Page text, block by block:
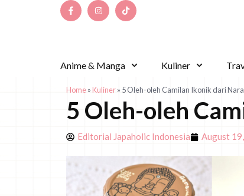
Anime & Manga Kuliner
Home»Kuliner» 5 Oleh-oleh Camilan Ikonik dari
5 Oleh-oleh
Editorial Japaholic Indonesia August